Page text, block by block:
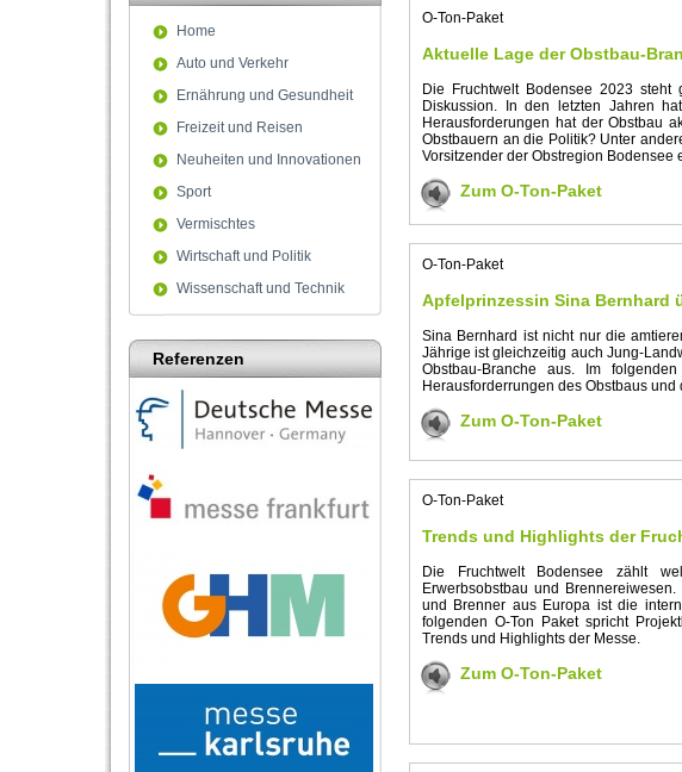
Home
Auto und Verkehr
Ernährung und Gesundheit
Freizeit und Reisen
Neuheiten und Innovationen
Sport
Vermischtes
Wirtschaft und Politik
Wissenschaft und Technik
Referenzen
O-Ton-Paket
Aktuelle Lage der Obstbau-
Die Fruchtwelt Bodensee 2023
Diskussion. In den letzten Jahren
Herausforderungen hat der Obstbau
Obstbauern an die Politik? Unter
Vorsitzender der Obstregion Bodensee
Zum O-Ton-Paket
O-Ton-Paket
Apfelprinzessin Sina Bernhard
Sina Bernhard ist nicht nur die
Jährige ist gleichzeitig auch Jung-
Obstbau-Branche aus. Im
Herausforderrungen des Obstbaus
Zum O-Ton-Paket
O-Ton-Paket
Trends und Highlights der
Die Fruchtwelt Bodensee zählt
Erwerbsobstbau und
und Brenner aus Europa ist die
folgenden O-Ton Paket spricht
Trends und Highlights der Messe.
Zum O-Ton-Paket